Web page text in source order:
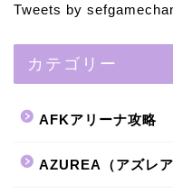
Tweets by
カテゴリー
AFKアリーナ攻略
AZUREA（アズレ